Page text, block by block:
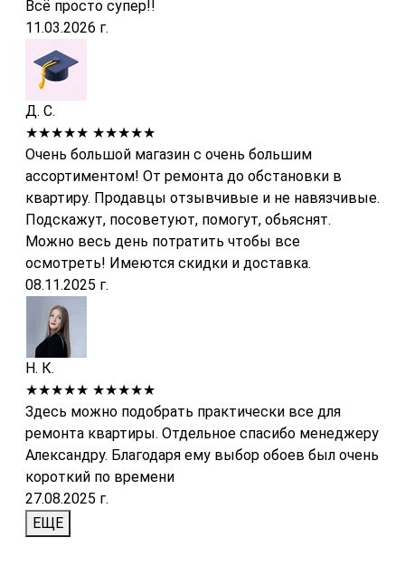
Всё просто супер!!
11.03.2026 г.
Д. С.
★★★★★ ★★★★★
Очень большой магазин с очень большим
ассортиментом! От ремонта до обстановки в
квартиру. Продавцы отзывчивые и не навязчивые.
Подскажут, посоветуют, помогут, обьяснят.
Можно весь день потратить чтобы все
осмотреть! Имеются скидки и доставка.
08.11.2025 г.
Н. К.
★★★★★ ★★★★★
Здесь можно подобрать практически все для
ремонта квартиры. Отдельное спасибо менеджеру
Александру. Благодаря ему выбор обоев был очень
короткий по времени
27.08.2025 г.
ЕЩЕ